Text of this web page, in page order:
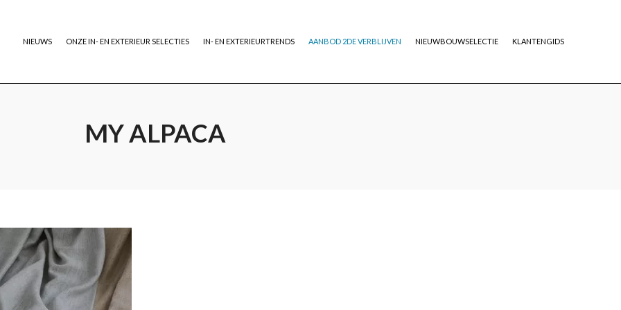
NIEUWS ONZE IN- EN EXTERIEUR SELECTIES IN- EN EXTERIEURTRENDS AANBOD 2DE VERBLIJVEN NIEUWBOUWSELECTIE KLANTENGIDS
MY ALPACA